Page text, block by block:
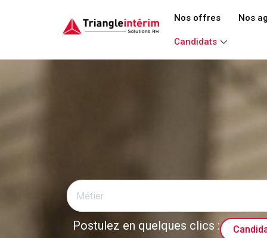
Nos offres Nos
Candidats
Postulez en quelques clics :